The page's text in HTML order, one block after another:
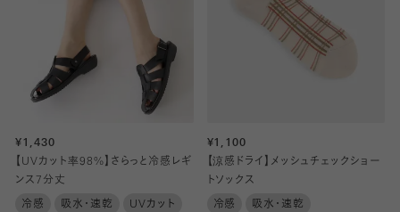
¥1,430
【UVカット率98%】さらっと冷感レギ
ンス7分丈
冷感 吸水・速乾 UVカット
¥1,100
【涼感ドライ】メッシュチェックショー
トソックス
冷感 吸水・速乾